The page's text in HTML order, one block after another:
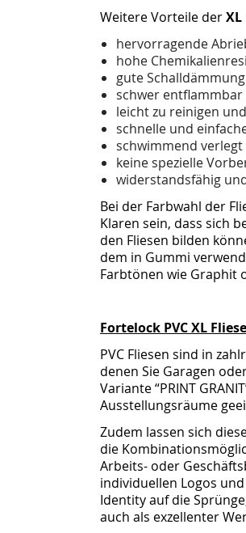
Weitere Vorteile derXL
hervorragende
hohe
gute
schwer entflammbar
leicht zu reinigen
schnelle und
schwimmend
keine spezielle
widerstandsfähig
Bei der Farbwahl der
Klaren sein, dass sich
den Fliesen bilden
dem in Gummi
Farbtönen wie Graphit
Fortelock PVC XL
PVC Fliesen sind in
denen Sie Garagen
Variante “PRINT
Ausstellungsräume
Zudem lassen sich
die
Arbeits- oder
individuellen Logos
Identity auf die
auch als exzellenter